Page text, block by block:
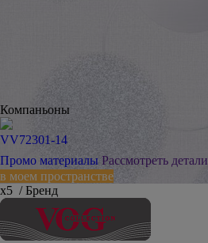
Компаньоны
VV72301-14
Промо материалы Рассмотреть детали
в моем пространстве
х5 / Бренд